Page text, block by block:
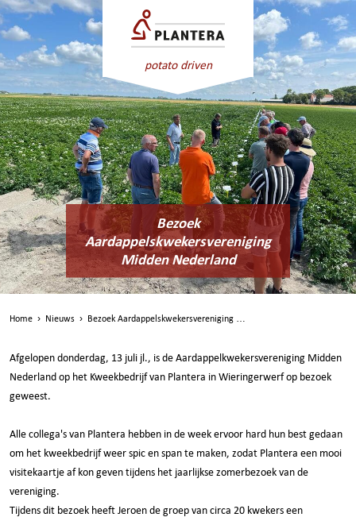
potato driven
Bezoek
Aardappelskwekersvereniging
Midden Nederland
Home › Nieuws › Bezoek Aardappelskwekersvereniging …
Afgelopen donderdag, 13 juli jl., is de Aardappelkwekersvereniging Midden
Nederland op het Kweekbedrijf van Plantera in Wieringerwerf op bezoek
geweest.
Alle collega's van Plantera hebben in de week ervoor hard hun best gedaan
om het kweekbedrijf weer spic en span te maken, zodat Plantera een mooi
visitekaartje af kon geven tijdens het jaarlijkse zomerbezoek van de
vereniging.
Tijdens dit bezoek heeft Jeroen de groep van circa 20 kwekers een